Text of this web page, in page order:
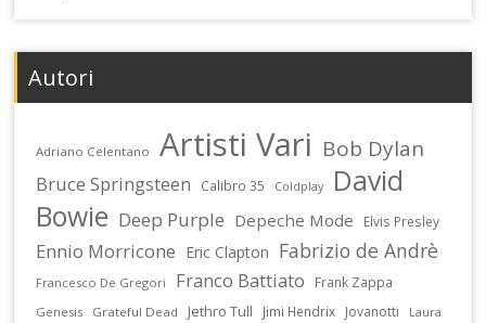
Autori
Adriano Celentano Artisti Vari Bob Dylan
Bruce Springsteen Calibro 35 Coldplay
David
Bowie Deep Purple Depeche Mode Elvis Presley
Ennio Morricone Eric Clapton Fabrizio de Andrè
Francesco De Gregori Franco Battiato Frank Zappa
Genesis Grateful Dead Jethro Tull Jimi Hendrix Jovanotti
Laura